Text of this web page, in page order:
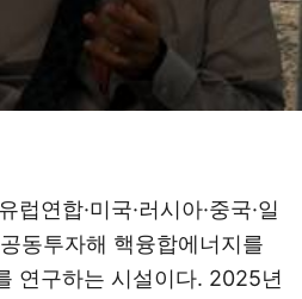
연합·미국·러시아·중국·일
동투자해 핵융합에너지를
연구하는 시설이다. 2025년